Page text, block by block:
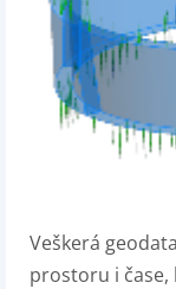
Veškerá
prostoru i čase,